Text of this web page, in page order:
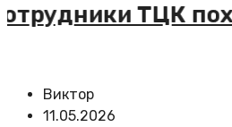
ТЦК
Виктор
11.05.2026